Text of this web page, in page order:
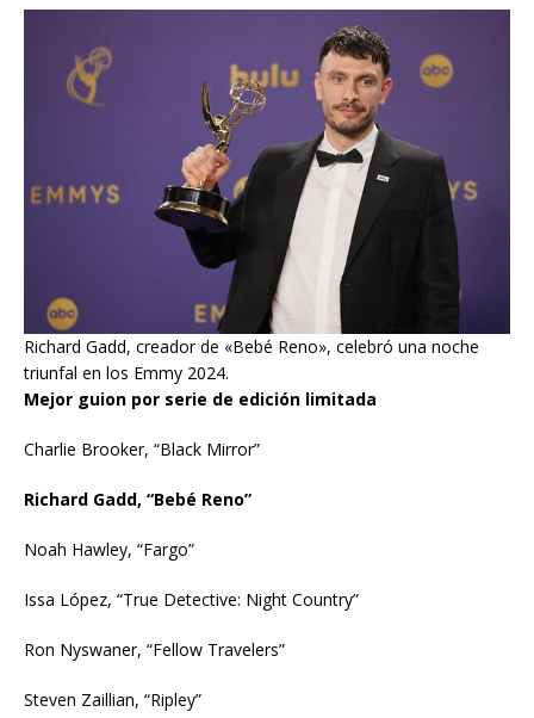
Richard Gadd, creador de «Bebé Reno», celebró una noche
triunfal en los Emmy 2024.
Mejor guion por serie de edición limitada
Charlie Brooker, “Black Mirror”
Richard Gadd, “Bebé Reno”
Noah Hawley, “Fargo”
Issa López, “True Detective: Night Country”
Ron Nyswaner, “Fellow Travelers”
Steven Zaillian, “Ripley”